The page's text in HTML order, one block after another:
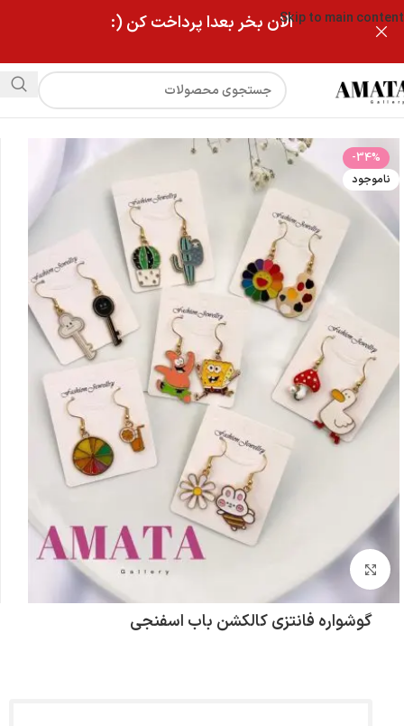
Skip to main contentالان بخر بعدا پرداخت کن (:
فروشگاه گوشواره فانتزی کالکشن باب اسفنجی
-34%
ناموجود
بزرگنمایی تصویر
گوشواره فانتزی کالکشن باب اسفنجی